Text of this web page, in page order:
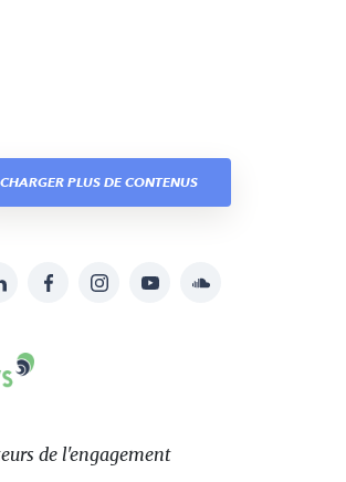
CHARGER PLUS DE CONTENUS
LinkedInFacebookInstagramYouTubeSoundcloud
de l'engagement